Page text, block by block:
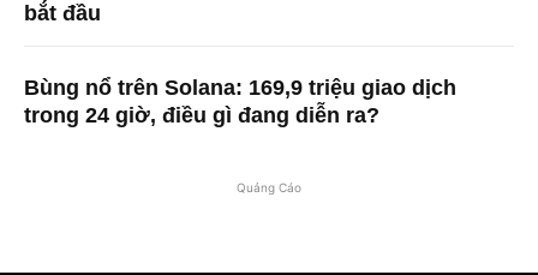
bắt đầu
Bùng nổ trên Solana: 169,9 triệu giao dịch
trong 24 giờ, điều gì đang diễn ra?
Quảng Cáo